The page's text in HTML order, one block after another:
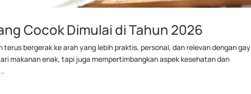
Cocok Dimulai di Tahun 2026
bergerak ke arah yang lebih praktis, personal, dan relevan dengan
makanan enak, tapi juga mempertimbangkan aspek kesehatan dan